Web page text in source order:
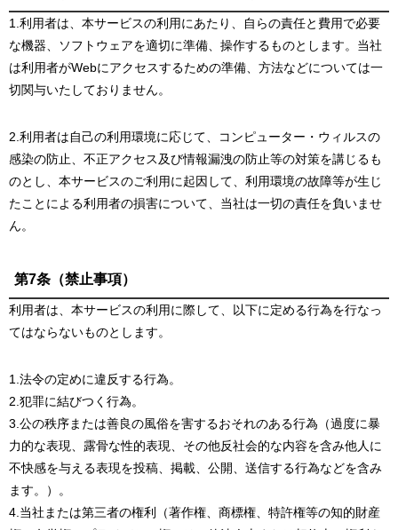
1.利用者は、本サービスの利用にあたり、自らの責任と費用で必要
な機器、ソフトウェアを適切に準備、操作するものとします。当社
は利用者がWebにアクセスするための準備、方法などについては一
切関与いたしておりません。
2.利用者は自己の利用環境に応じて、コンピューター・ウィルスの
感染の防止、不正アクセス及び情報漏洩の防止等の対策を講じるも
のとし、本サービスのご利用に起因して、利用環境の故障等が生じ
たことによる利用者の損害について、当社は一切の責任を負いませ
ん。
第7条（禁止事項）
利用者は、本サービスの利用に際して、以下に定める行為を行なっ
てはならないものとします。
1.法令の定めに違反する行為。
2.犯罪に結びつく行為。
3.公の秩序または善良の風俗を害するおそれのある行為（過度に暴
力的な表現、露骨な性的表現、その他反社会的な内容を含み他人に
不快感を与える表現を投稿、掲載、公開、送信する行為などを含み
ます。）。
4.当社または第三者の権利（著作権、商標権、特許権等の知的財産